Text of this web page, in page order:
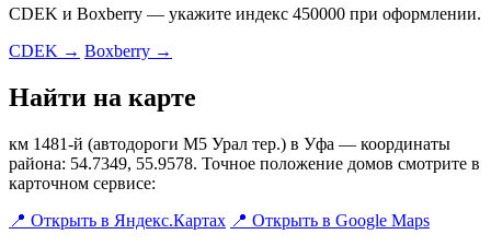
CDEK и Boxberry — укажите индекс 450000 при оформлении.
CDEK → Boxberry →
Найти на карте
км 1481-й (автодороги М5 Урал тер.) в Уфа — координаты
района: 54.7349, 55.9578. Точное положение домов смотрите в
карточном сервисе:
📍 Открыть в Яндекс.Картах 📍 Открыть в Google Maps